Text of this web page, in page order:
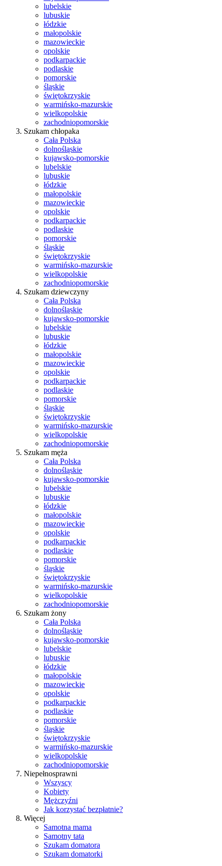
lubelskie
lubuskie
łódzkie
małopolskie
mazowieckie
opolskie
podkarpackie
podlaskie
pomorskie
śląskie
świętokrzyskie
warmińsko-mazurskie
wielkopolskie
zachodniopomorskie
Szukam chłopaka
Cała Polska
dolnośląskie
kujawsko-pomorskie
lubelskie
lubuskie
łódzkie
małopolskie
mazowieckie
opolskie
podkarpackie
podlaskie
pomorskie
śląskie
świętokrzyskie
warmińsko-mazurskie
wielkopolskie
zachodniopomorskie
Szukam dziewczyny
Cała Polska
dolnośląskie
kujawsko-pomorskie
lubelskie
lubuskie
łódzkie
małopolskie
mazowieckie
opolskie
podkarpackie
podlaskie
pomorskie
śląskie
świętokrzyskie
warmińsko-mazurskie
wielkopolskie
zachodniopomorskie
Szukam męża
Cała Polska
dolnośląskie
kujawsko-pomorskie
lubelskie
lubuskie
łódzkie
małopolskie
mazowieckie
opolskie
podkarpackie
podlaskie
pomorskie
śląskie
świętokrzyskie
warmińsko-mazurskie
wielkopolskie
zachodniopomorskie
Szukam żony
Cała Polska
dolnośląskie
kujawsko-pomorskie
lubelskie
lubuskie
łódzkie
małopolskie
mazowieckie
opolskie
podkarpackie
podlaskie
pomorskie
śląskie
świętokrzyskie
warmińsko-mazurskie
wielkopolskie
zachodniopomorskie
Niepełnosprawni
Wszyscy
Kobiety
Mężczyźni
Jak korzystać bezpłatnie?
Więcej
Samotna mama
Samotny tata
Szukam domatora
Szukam domatorki